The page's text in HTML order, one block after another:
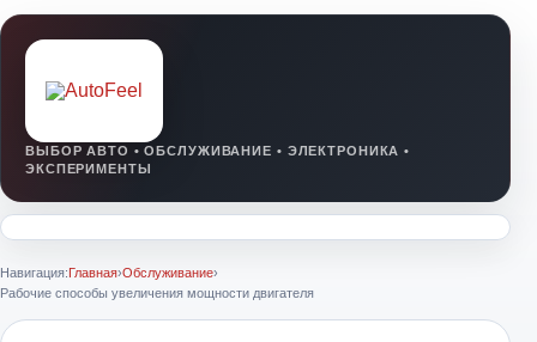
Навигация:Главная›Обслуживание›
Рабочие способы увеличения мощности двигателя